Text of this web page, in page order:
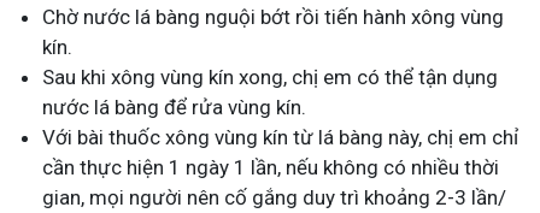
Chờ nước lá bàng nguội bớt rồi tiến hành xông vùng
kín.
Sau khi xông vùng kín xong, chị em có thể tận dụng
nước lá bàng để rửa vùng kín.
Với bài thuốc xông vùng kín từ lá bàng này, chị em chỉ
cần thực hiện 1 ngày 1 lần, nếu không có nhiều thời
gian, mọi người nên cố gắng duy trì khoảng 2-3 lần/